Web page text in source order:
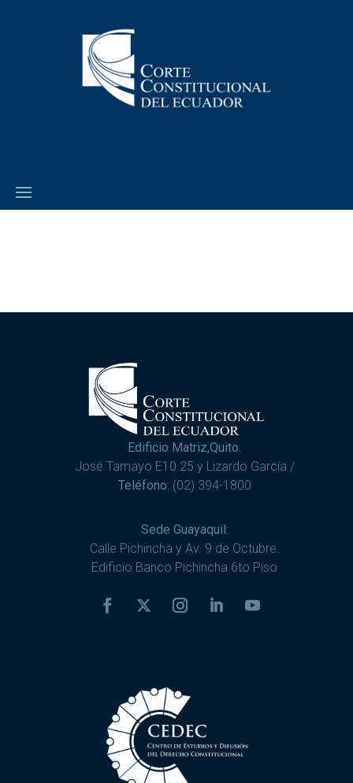
Edificio Matriz,Quito:
José Tamayo E10 25 y Lizardo García /
Teléfono: (02) 394-1800
Sede Guayaquil:
Calle Pichincha y Av. 9 de Octubre.
Edificio Banco Pichincha 6to Piso